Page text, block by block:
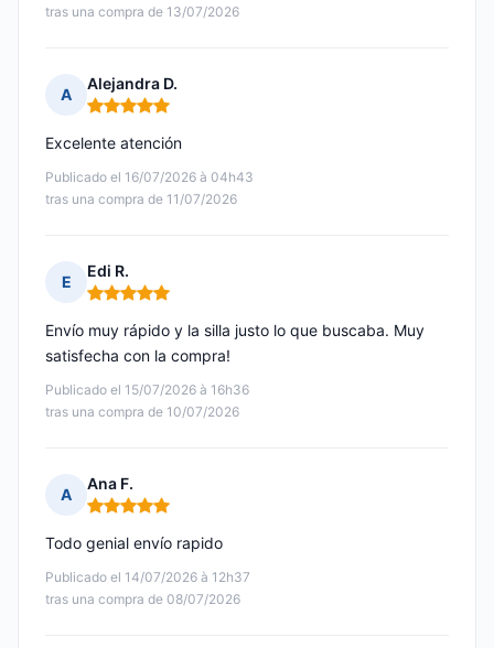
tras una compra de 13/07/2026
A
Alejandra D.
Nota: 5 de 5
Publicado el 16/07/2026 à 04h43
tras una compra de 11/07/2026
Excelente atención
E
Edi R.
Nota: 5 de 5
Publicado el 15/07/2026 à 16h36
tras una compra de 10/07/2026
Envío muy rápido y la silla justo lo que buscaba. Muy
satisfecha con la compra!
A
Ana F.
Nota: 5 de 5
Publicado el 14/07/2026 à 12h37
tras una compra de 08/07/2026
Todo genial envío rapido